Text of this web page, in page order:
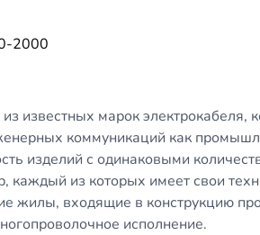
2000
известных марок электрокабеля,
коммуникаций как
изделий с одинаковыми
каждый из которых имеет свои
жилы, входящие в конструкцию
исполнение.